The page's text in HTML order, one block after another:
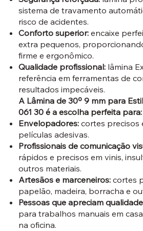
sistema de travamento
risco de acidentes.
Conforto superior:encaixe
extra pequenos,
firme e ergonômico.
Qualidade profissional:lâmina
referência em ferramentas de
resultados impecáveis.
A Lâmina de 30º 9 mm para
061 30 é a escolha perfeita para:
Envelopadores:cortes precisos
películas adesivas.
Profissionais de comunicação
rápidos e precisos em vinis,
outros materiais.
Artesãos e marceneiros:cortes
papelão, madeira, borracha e
Pessoas que apreciam
para trabalhos manuais em
na oficina.